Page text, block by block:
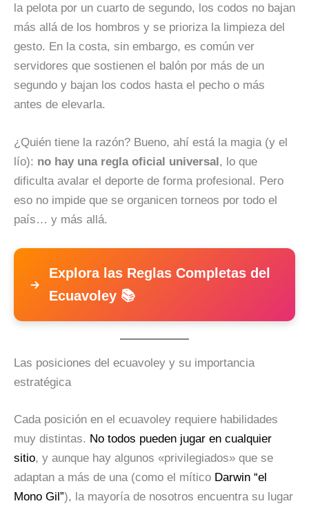
la pelota por un cuarto de segundo, los codos no bajan
más allá de los hombros y se prioriza la limpieza del
gesto. En la costa, sin embargo, es común ver
servidores que sostienen el balón por más de un
segundo y bajan los codos hasta el pecho o más
antes de elevarla.
¿Quién tiene la razón? Bueno, ahí está la magia (y el
lío): no hay una regla oficial universal , lo que
dificulta avalar el deporte de forma profesional. Pero
eso no impide que se organicen torneos por todo el
país… y más allá.
Explora las Reglas Completas del
Ecuavoley 📚
Las posiciones del ecuavoley y su importancia
estratégica
Cada posición en el ecuavoley requiere habilidades
muy distintas. No todos pueden jugar en cualquier
sitio, y aunque hay algunos «privilegiados» que se
adaptan a más de una (como el mítico Darwin “el
Mono Gil”), la mayoría de nosotros encuentra su lugar